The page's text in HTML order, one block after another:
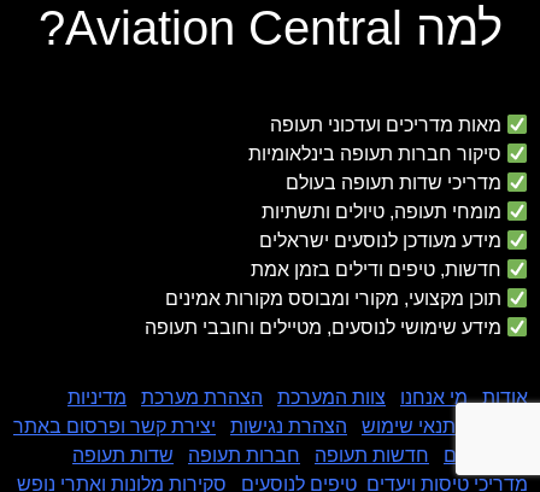
למה Aviation Central?
מאות מדריכים ועדכוני תעופה
סיקור חברות תעופה בינלאומיות
מדריכי שדות תעופה בעולם
מומחי תעופה, טיולים ותשתיות
מידע מעודכן לנוסעים ישראלים
חדשות, טיפים ודילים בזמן אמת
תוכן מקצועי, מקורי ומבוסס מקורות אמינים
מידע שימושי לנוסעים, מטיילים וחובבי תעופה
אודות|מי אנחנו צוות המערכת הצהרת מערכת
מדיניות
תנאי שימוש הצהרת נגישות
יצירת קשר ופרסום באתר
המומחים חדשות תעופה חברות תעופה שדות תעופה
מדריכי טיסות ויעדים טיפים לנוסעים סקירות מלונות ואתרי נופש